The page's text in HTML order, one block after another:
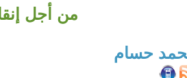
من أجل
حسام